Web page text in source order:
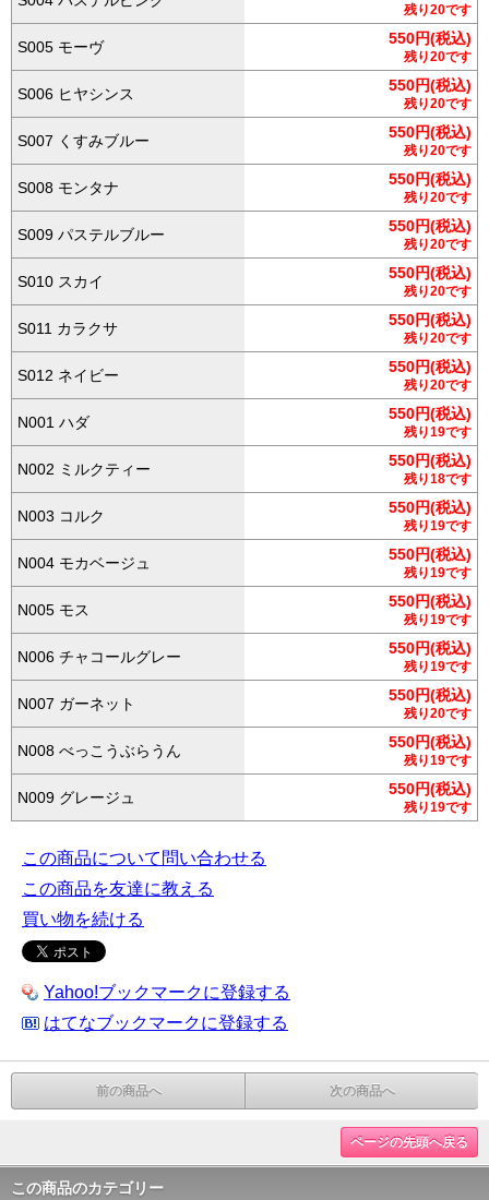
残り20です
S005 モーヴ 550円(税込)
残り20です
S006 ヒヤシンス 550円(税込)
残り20です
S007 くすみブルー 550円(税込)
残り20です
S008 モンタナ 550円(税込)
残り20です
S009 パステルブルー 550円(税込)
残り20です
S010 スカイ 550円(税込)
残り20です
S011 カラクサ 550円(税込)
残り20です
S012 ネイビー 550円(税込)
残り20です
N001 ハダ 550円(税込)
残り19です
N002 ミルクティー 550円(税込)
残り18です
N003 コルク 550円(税込)
残り19です
N004 モカベージュ 550円(税込)
残り19です
N005 モス 550円(税込)
残り19です
N006 チャコールグレー 550円(税込)
残り19です
N007 ガーネット 550円(税込)
残り20です
N008 べっこうぶらうん 550円(税込)
残り19です
N009 グレージュ 550円(税込)
残り19です
この商品について問い合わせる
この商品を友達に教える
買い物を続ける
Yahoo!ブックマークに登録する
はてなブックマークに登録する
前の商品へ 次の商品へ
ページの先頭へ戻る
この商品のカテゴリー